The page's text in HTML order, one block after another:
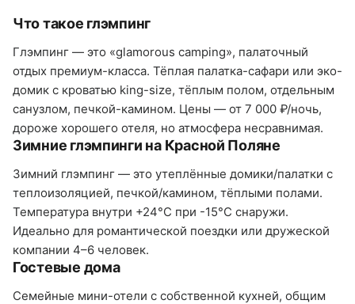
Что такое глэмпинг
Глэмпинг — это «glamorous camping», палаточный
отдых премиум-класса. Тёплая палатка-сафари или эко-
домик с кроватью king-size, тёплым полом, отдельным
санузлом, печкой-камином. Цены — от 7 000 ₽/ночь,
дороже хорошего отеля, но атмосфера несравнимая.
Зимние глэмпинги на Красной Поляне
Зимний глэмпинг — это утеплённые домики/палатки с
теплоизоляцией, печкой/камином, тёплыми полами.
Температура внутри +24°C при -15°C снаружи.
Идеально для романтической поездки или дружеской
компании 4–6 человек.
Гостевые дома
Семейные мини-отели с собственной кухней, общим